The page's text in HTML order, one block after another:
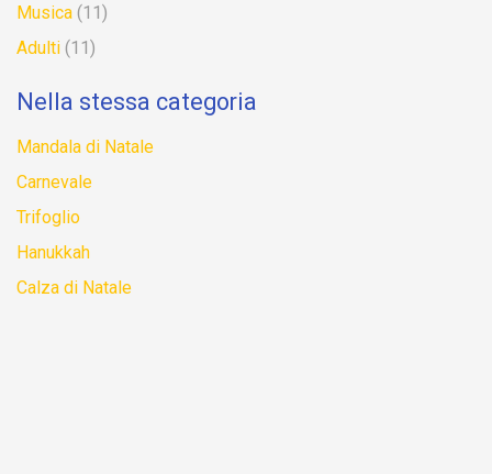
Musica (11)
Adulti (11)
Nella stessa categoria
Mandala di Natale
Carnevale
Trifoglio
Hanukkah
Calza di Natale